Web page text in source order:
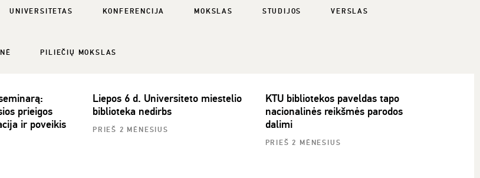
UNIVERSITETAS KONFERENCIJA MOKSLAS STUDIJOS VERSLAS
PILIEČIŲ MOKSLAS
prieigos
ir poveikis
Liepos 6 d. Universiteto miestelio
biblioteka nedirbs
PRIEŠ 2 MĖNESIUS
KTU bibliotekos paveldas tapo
nacionalinės reikšmės parodos
dalimi
PRIEŠ 2 MĖNESIUS